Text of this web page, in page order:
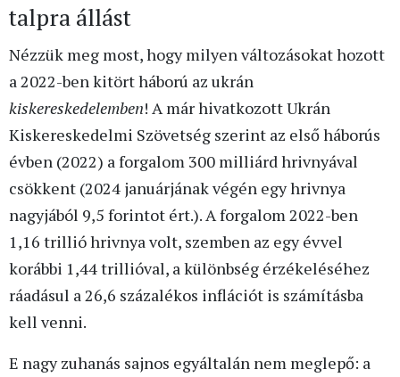
talpra állást
Nézzük meg most, hogy milyen változásokat hozott
a 2022-ben kitört háború az ukrán
kiskereskedelemben! A már hivatkozott Ukrán
Kiskereskedelmi Szövetség szerint az első háborús
évben (2022) a forgalom 300 milliárd hrivnyával
csökkent (2024 januárjának végén egy hrivnya
nagyjából 9,5 forintot ért.). A forgalom 2022-ben
1,16 trillió hrivnya volt, szemben az egy évvel
korábbi 1,44 trillióval, a különbség érzékeléséhez
ráadásul a 26,6 százalékos inflációt is számításba
kell venni.
E nagy zuhanás sajnos egyáltalán nem meglepő: a